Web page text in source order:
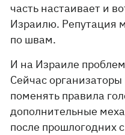
часть настаивает и
Израилю. Репутация
по швам.
И на Израиле
Сейчас
поменять правила
дополнительные
после прошлогодних